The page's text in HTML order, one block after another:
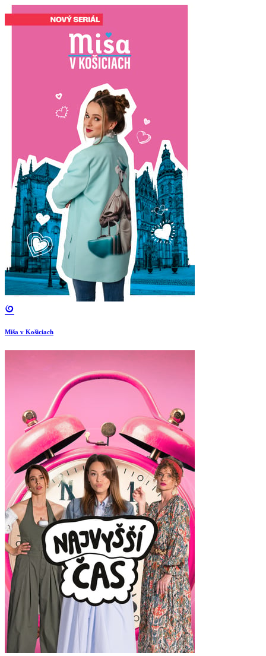
Miša v Košiciach